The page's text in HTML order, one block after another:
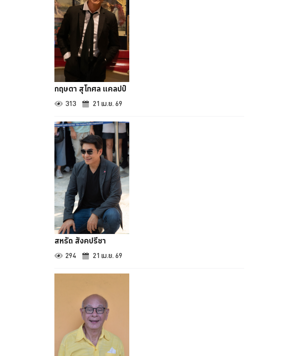
กฤษดา สุโกศล แคลปป์
313 21 เม.ย. 69
สหรัถ สังคปรีชา
294 21 เม.ย. 69